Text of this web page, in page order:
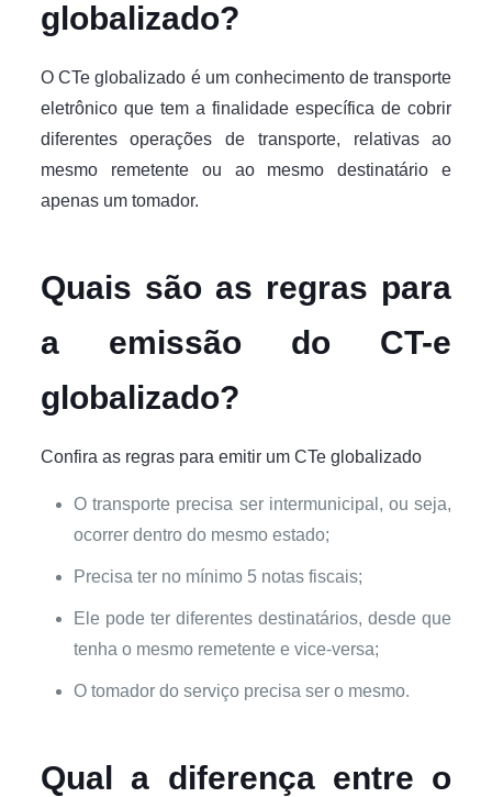
globalizado?
O CTe globalizado é um conhecimento de transporte
eletrônico que tem a finalidade específica de cobrir
diferentes operações de transporte, relativas ao
mesmo remetente ou ao mesmo destinatário e
apenas um tomador.
Quais são as regras para
a emissão do CT-e
globalizado?
Confira as regras para emitir um CTe globalizado
O transporte precisa ser intermunicipal, ou seja,
ocorrer dentro do mesmo estado;
Precisa ter no mínimo 5 notas fiscais;
Ele pode ter diferentes destinatários, desde que
tenha o mesmo remetente e vice-versa;
O tomador do serviço precisa ser o mesmo.
Qual a diferença entre o